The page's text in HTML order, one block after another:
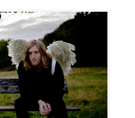
è decisamente il mio
e Natale 2011.
Smith (cantante degli
(Razorlight) hanno
sia stata molto
tramite suoni